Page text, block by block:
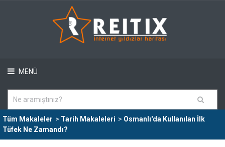
MENÜ
Tüm Makaleler > Tarih Makaleleri > Osmanlı'da Kullanılan İlk
Tüfek Ne Zamandı?